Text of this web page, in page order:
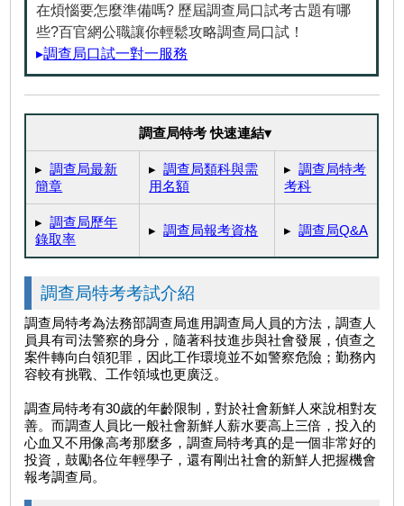
在煩惱要怎麼準備嗎? 歷屆調查局口試考古題有哪
些?百官網公職讓你輕鬆攻略調查局口試！
▸調查局口試一對一服務
調查局特考 快速連結▾
▸ 調查局最新
簡章
▸ 調查局類科與需
用名額
▸ 調查局特考
考科
▸ 調查局歷年
錄取率
▸ 調查局報考資格 ▸ 調查局Q&A
調查局特考考試介紹
調查局特考為法務部調查局進用調查局人員的方法，調查人
員具有司法警察的身分，隨著科技進步與社會發展，偵查之
案件轉向白領犯罪，因此工作環境並不如警察危險；勤務內
容較有挑戰、工作領域也更廣泛。
調查局特考有30歲的年齡限制，對於社會新鮮人來說相對友
善。而調查人員比一般社會新鮮人薪水要高上三倍，投入的
心血又不用像高考那麼多，調查局特考真的是一個非常好的
投資，鼓勵各位年輕學子，還有剛出社會的新鮮人把握機會
報考調查局。